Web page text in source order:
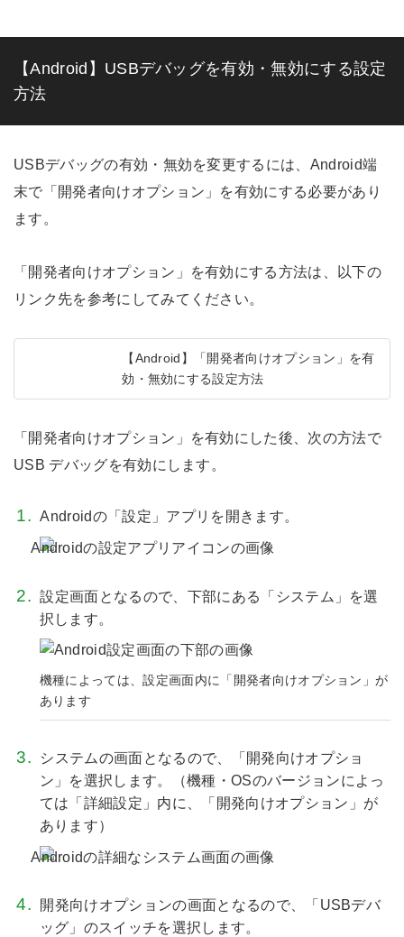
【Android】USBデバッグを有効・無効にする設定
方法
USBデバッグの有効・無効を変更するには、Android端
末で「開発者向けオプション」を有効にする必要があり
ます。
「開発者向けオプション」を有効にする方法は、以下の
リンク先を参考にしてみてください。
【Android】「開発者向けオプション」を有
効・無効にする設定方法
「開発者向けオプション」を有効にした後、次の方法で
USB デバッグを有効にします。
Androidの「設定」アプリを開きます。
設定画面となるので、下部にある「システム」を選
択します。
機種によっては、設定画面内に「開発者向けオプション」が
あります
システムの画面となるので、「開発向けオプショ
ン」を選択します。（機種・OSのバージョンによっ
ては「詳細設定」内に、「開発向けオプション」が
あります）
開発向けオプションの画面となるので、「USBデバ
ッグ」のスイッチを選択します。